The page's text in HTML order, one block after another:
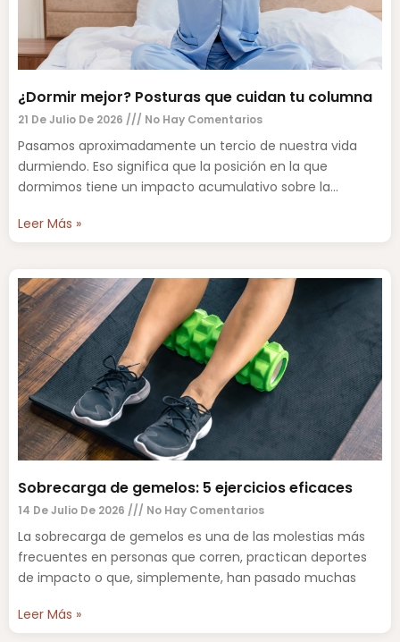
¿Dormir mejor? Posturas que cuidan tu columna
21 De Julio De 2026 No Hay Comentarios
Pasamos aproximadamente un tercio de nuestra vida
durmiendo. Eso significa que la posición en la que
dormimos tiene un impacto acumulativo sobre la
Leer Más »
Sobrecarga de gemelos: 5 ejercicios eficaces
14 De Julio De 2026 No Hay Comentarios
La sobrecarga de gemelos es una de las molestias más
frecuentes en personas que corren, practican deportes
de impacto o que, simplemente, han pasado muchas
Leer Más »